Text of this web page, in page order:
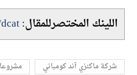
اللينك المختصرللمقال:
شركة ماكنزي آند كومباني